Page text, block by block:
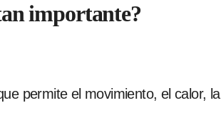
importante?
permite el movimiento, el calor, la